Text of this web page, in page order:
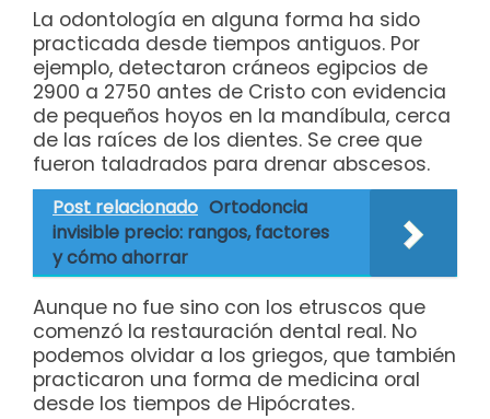
La odontología en alguna forma ha sido
practicada desde tiempos antiguos. Por
ejemplo, detectaron cráneos egipcios de
2900 a 2750 antes de Cristo con evidencia
de pequeños hoyos en la mandíbula, cerca
de las raíces de los dientes. Se cree que
fueron taladrados para drenar abscesos.
Post relacionado Ortodoncia
invisible precio: rangos, factores
y cómo ahorrar
Aunque no fue sino con los etruscos que
comenzó la restauración dental real. No
podemos olvidar a los griegos, que también
practicaron una forma de medicina oral
desde los tiempos de Hipócrates.